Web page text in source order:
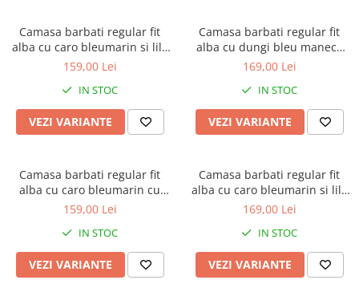
Camasa barbati regular fit
alba cu caro bleumarin si lila
cu maneca scurta
159,00 Lei
IN STOC
VEZI VARIANTE
Camasa barbati regular fit
alba cu dungi bleu maneca
scurta - 2XL
169,00 Lei
IN STOC
VEZI VARIANTE
Camasa barbati regular fit
alba cu caro bleumarin cu
maneca scurta
159,00 Lei
IN STOC
VEZI VARIANTE
Camasa barbati regular fit
alba cu caro bleumarin si lila
cu maneca scurta - 2XL-3XL
169,00 Lei
IN STOC
VEZI VARIANTE